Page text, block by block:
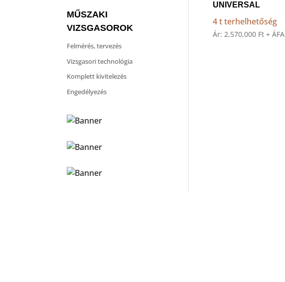
MŰSZAKI
VIZSGASOROK
Felmérés, tervezés
Vizsgasori technológia
Komplett kivitelezés
Engedélyezés
UNIVERSAL
4 t terhelhetőség
Ár:2,570,000 Ft + ÁFA